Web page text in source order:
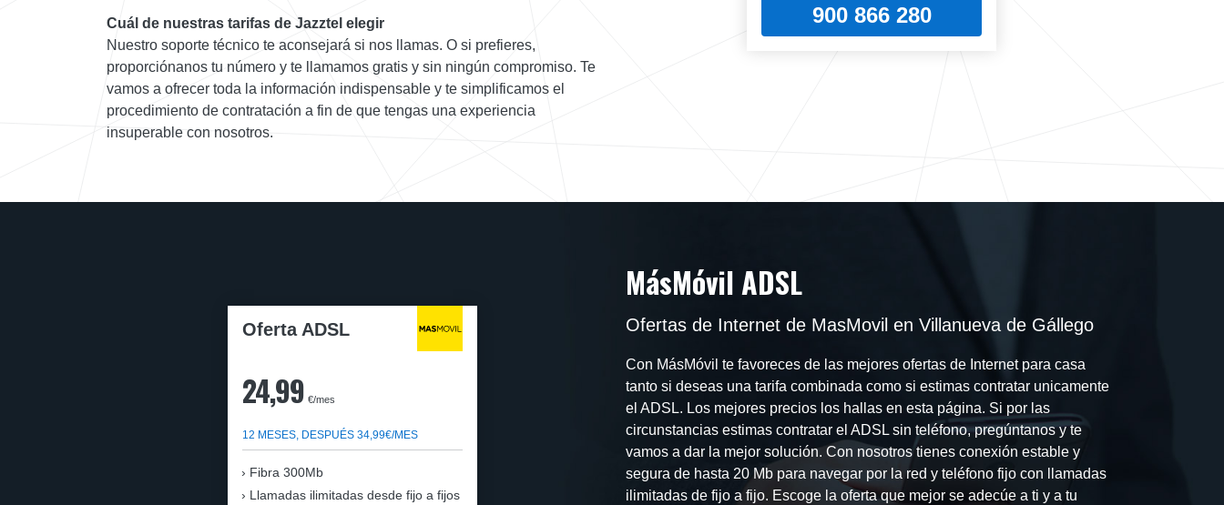
900 866 280
Cuál de nuestras tarifas de Jazztel elegir
Nuestro soporte técnico te aconsejará si nos llamas. O si prefieres,
proporciónanos tu número y te llamamos gratis y sin ningún compromiso. Te
vamos a ofrecer toda la información indispensable y te simplificamos el
procedimiento de contratación a fin de que tengas una experiencia
insuperable con nosotros.
Oferta ADSL
24,99 €/mes
12 MESES, DESPUÉS 34,99€/MES
Fibra 300Mb
Llamadas ilimitadas desde fijo a fijos
MásMóvil ADSL
Ofertas de Internet de MasMovil en Villanueva de Gállego
Con MásMóvil te favoreces de las mejores ofertas de Internet para casa
tanto si deseas una tarifa combinada como si estimas contratar unicamente
el ADSL. Los mejores precios los hallas en esta página. Si por las
circunstancias estimas contratar el ADSL sin teléfono, pregúntanos y te
vamos a dar la mejor solución. Con nosotros tienes conexión estable y
segura de hasta 20 Mb para navegar por la red y teléfono fijo con llamadas
ilimitadas de fijo a fijo. Escoge la oferta que mejor se adecúe a ti y a tu